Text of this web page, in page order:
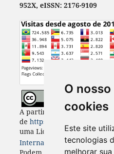
O
cookies
Este site
tecnologias
melhorar
952X, eISSN: 2176-9109
A partir de 2023,
de https://revistas.ufpr.br/
uma Licença
Creative
Internacional . CC BY 4.0